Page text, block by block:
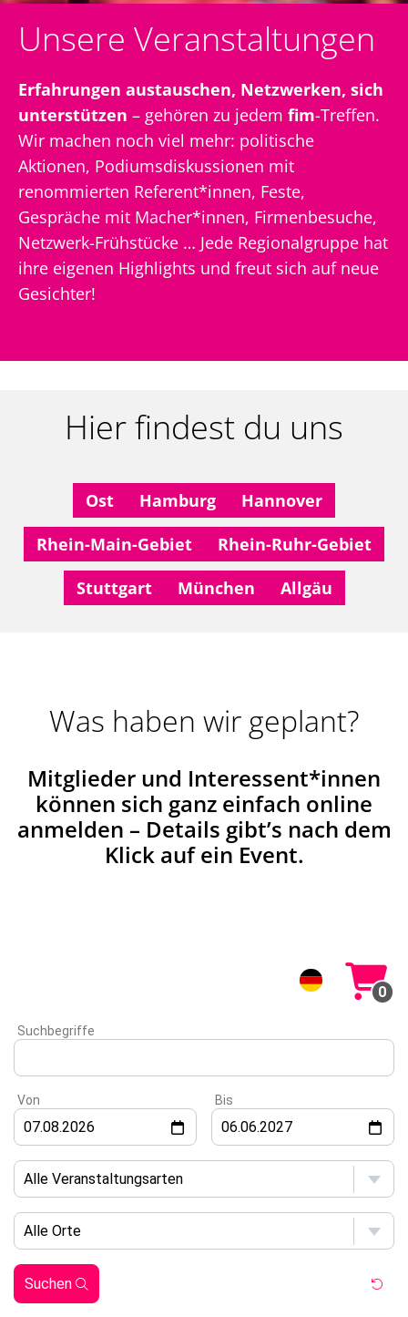
Login
Facebook
Instagram
LinkedIn
Unsere Veranstaltungen
Erfahrungen austauschen, Netzwerken, sich
unterstützen – gehören zu jedem fim-Treffen.
Wir machen noch viel mehr: politische
Aktionen, Podiumsdiskussionen mit
renommierten Referent*innen, Feste,
Gespräche mit Macher*innen, Firmenbesuche,
Netzwerk-Frühstücke … Jede Regionalgruppe hat
ihre eigenen Highlights und freut sich auf neue
Gesichter!
Hier findest du uns
Ost Hamburg
Hannover
Rhein-Main-Gebiet
Rhein-Ruhr-Gebiet
Stuttgart
München Allgäu
Was haben wir geplant?
Mitglieder und Interessent*innen
können sich ganz einfach online
anmelden – Details gibt’s nach dem
Klick auf ein Event.